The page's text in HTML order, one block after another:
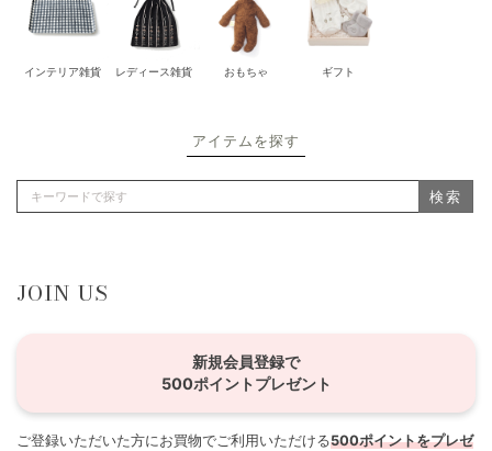
インテリア雑貨 レディース雑貨 おもちゃ ギフト
アイテムを探す
検索
JOIN US
新規会員登録で
500ポイントプレゼント
ご登録いただいた方にお買物でご利用いただける500ポイントをプレゼ